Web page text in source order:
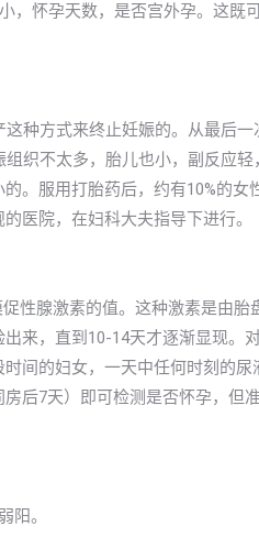
怀孕天数，是否宫外孕。这既
种方式来终止妊娠的。从最后一
织不太多，胎儿也小，副反应
。服用打胎药后，约有10%的女
医院，在妇科大夫指导下进行。
性腺激素的值。这种激素是由
来，直到10-14天才逐渐显现。
间的妇女，一天中任何时刻的
后7天）即可检测是否怀孕，但
阳。